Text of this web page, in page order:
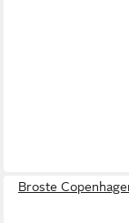
Broste